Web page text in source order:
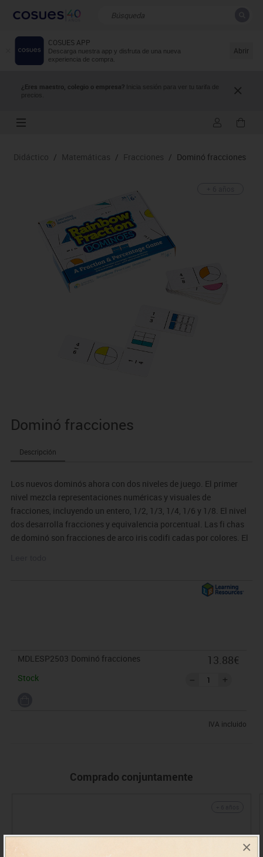
×
COSUES APP
Descarga nuestra app y disfruta de una nueva
experiencia de compra.
Abrir
¿Eres maestro, colegio o empresa? Inicia sesión para ver tu tarifa de
precios.
Resultados de la búsqueda
Didáctico / Matemáticas / Fracciones / Dominó fracciones
Dominó fracciones
Descripción
Los nuevos dominós ahora con dos niveles de juego. El primer
nivel mezcla representaciones numéricas y visuales de
fracciones, incluyendo un entero, 1/2, 1/3, 1/4, 1/6 y 1/8. El nivel
dos desarrolla fracciones y equivalencia porcentual. Las fi chas
de dominó son fracciones de arco iris codifi cadas por colores. El
MDLESP2503 Dominó fracciones
Stock
13.88€
IVA incluido
Comprado conjuntamente